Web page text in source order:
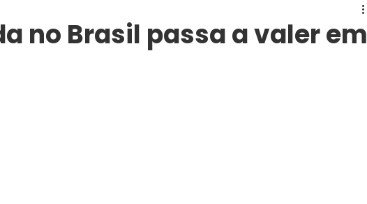
no Brasil passa a valer em